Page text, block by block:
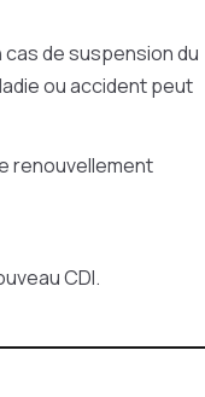
cas de suspension du
ou accident peut
renouvellement
CDI.